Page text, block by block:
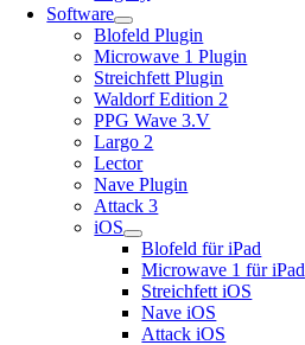
Software
Blofeld Plugin
Microwave 1 Plugin
Streichfett Plugin
Waldorf Edition 2
PPG Wave 3.V
Largo 2
Lector
Nave Plugin
Attack 3
iOS
Blofeld für iPad
Microwave 1 für iPad
Streichfett iOS
Nave iOS
Attack iOS